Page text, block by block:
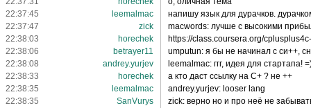
22:37:45
leemalmac
напишу язык для дурачков.
22:37:47
zick
macwords: лучше с высокими
22:38:03
horechek
https://class.coursera.org/
22:38:06
betrayer11
umputun: я бы не начинал с си++,
22:38:08
andrey.yurjev
leemalmac: ггг, идея для стартапа!
22:38:33
horechek
а кто даст ссылку на С+ ? не ++
22:38:35
leemalmac
andrey.yurjev: looser lang
22:38:35
SanVurys
zick: верно но и про неё не